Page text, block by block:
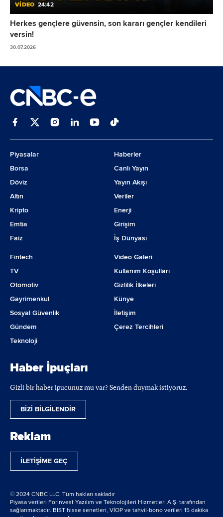
VİDEO 24:42
Herkes gençlere güvensin, son kararı gençler kendileri
versin!
30.07.2026
Piyasalar
Borsa
Döviz
Altın
Kripto
Emtia
Faiz
Haberler
Canlı Yayın
Yayın Akışı
Veriler
Enerji
Girişim
İş Dünyası
Fintech
TV
Otomotiv
Gayrimenkul
Sosyal Güvenlik
Gündem
Teknoloji
Video Galeri
Kullanım Koşulları
Gizlilik İlkeleri
Künye
İletişim
Çerez Tercihleri
Haber İpuçları
Gizli bir haber ipucunuz mu var? Senden duymak istiyoruz.
BİZİ BİLGİLENDİR
Reklam
İLETİŞİME GEÇ
© 2024 CNBC LLC. Tüm hakları sakladır
Piyasa verileri Forinvest Yazılım ve Teknolojileri Hizmetleri A.Ş. tarafından
sağlanmaktadır. BIST hisse senetleri, VİOP ve tahvil-bono verileri 15 dakika